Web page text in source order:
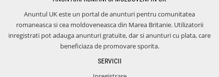
Anuntul UK este un portal de anunturi pentru comunitatea
romaneasca si cea moldoveneasca din Marea Britanie. Utilizatorii
inregistrati pot adauga anunturi gratuite, dar si anunturi cu plata, care
beneficiaza de promovare sporita.
SERVICII